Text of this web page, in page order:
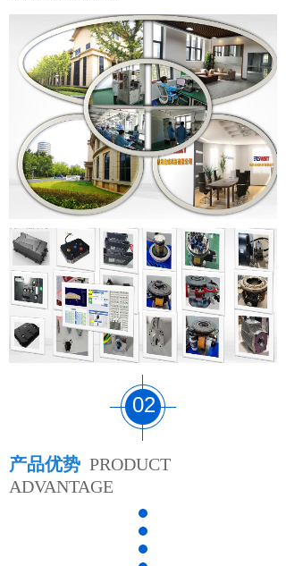
02
产品优势 PRODUCT
ADVANTAGE